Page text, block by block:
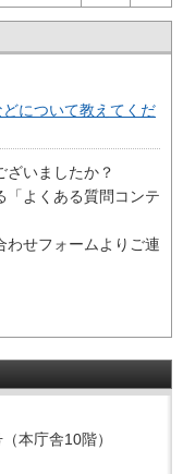
について教えてくだ
ざいましたか？
「よくある質問コンテ
わせフォームよりご連
本庁舎10階）